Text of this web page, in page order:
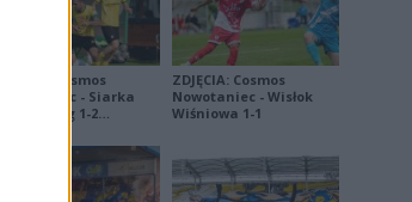
ZDJĘCIA: Cosmos
Nowotaniec - Siarka
Tarnobrzeg 1-2
ZDJĘCIA: Cosmos
Nowotaniec - Wisłok
Wiśniowa 1-1